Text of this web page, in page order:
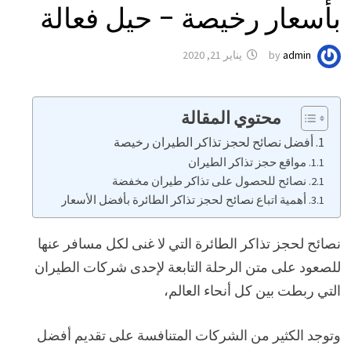
بأسعار رخيصة – حيل فعالة
byadmin يناير 21, 2020
محتوي المقالة
أفضل نصائح لحجز تذاكر الطيران رخيصة
مواقع حجز تذاكر الطيران
نصائح للحصول على تذاكر طيران مخفضة
أهمية اتباع نصائح لحجز تذاكر الطائرة بأفضل الأسعار
نصائح لحجز تذاكر الطائرة التي لا غنى لكل مسافر عنها
للصعود على متن الرحلة التابعة لإحدى شركات الطيران
التي ربطت بين كل أنحاء العالم،
وتوجد الكثير من الشركات المتنافسة على تقديم أفضل